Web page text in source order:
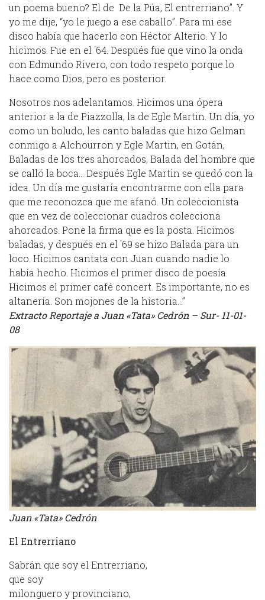
un poema bueno? El de De la Púa, El entrerriano”. Y
yo me dije, “yo le juego a ese caballo”. Para mi ese
disco había que hacerlo con Héctor Alterio. Y lo
hicimos. Fue en el ´64. Después fue que vino la onda
con Edmundo Rivero, con todo respeto porque lo
hace como Dios, pero es posterior.
Nosotros nos adelantamos. Hicimos una ópera
anterior a la de Piazzolla, la de Egle Martin. Un día, yo
como un boludo, les canto baladas que hizo Gelman
conmigo a Alchourron y Egle Martin, en Gotán,
Baladas de los tres ahorcados, Balada del hombre que
se calló la boca… Después Egle Martin se quedó con la
idea. Un día me gustaría encontrarme con ella para
que me reconozca que me afanó. Un coleccionista
que en vez de coleccionar cuadros colecciona
ahorcados. Pone la firma que es la posta. Hicimos
baladas, y después en el ´69 se hizo Balada para un
loco. Hicimos cantata con Juan cuando nadie lo
había hecho. Hicimos el primer disco de poesía.
Hicimos el primer café concert. Es importante, no es
altanería. Son mojones de la historia…”
Extracto Reportaje a Juan «Tata» Cedrón – Sur- 11-01-
08
Juan «Tata» Cedrón
El Entrerriano
Sabrán que soy el Entrerriano,
que soy
milonguero y provinciano,